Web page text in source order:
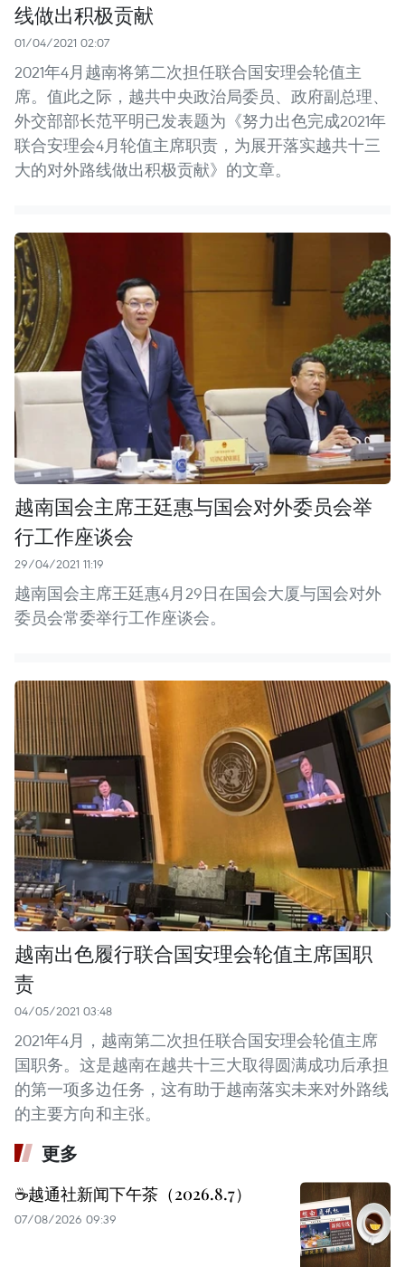
线做出积极贡献
01/04/2021 02:07
2021年4月越南将第二次担任联合国安理会轮值主
席。值此之际，越共中央政治局委员、政府副总理、
外交部部长范平明已发表题为《努力出色完成2021年
联合安理会4月轮值主席职责，为展开落实越共十三
大的对外路线做出积极贡献》的文章。
越南国会主席王廷惠与国会对外委员会举
行工作座谈会
29/04/2021 11:19
越南国会主席王廷惠4月29日在国会大厦与国会对外
委员会常委举行工作座谈会。
越南出色履行联合国安理会轮值主席国职
责
04/05/2021 03:48
2021年4月，越南第二次担任联合国安理会轮值主席
国职务。这是越南在越共十三大取得圆满成功后承担
的第一项多边任务，这有助于越南落实未来对外路线
的主要方向和主张。
更多
☕️越通社新闻下午茶（2026.8.7）
07/08/2026 09:39